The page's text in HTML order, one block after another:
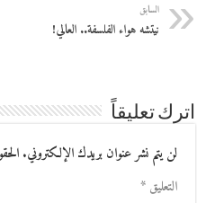
السابق
نيتشه هواء الفلسفة.. العالي!
اترك تعليقاً
لن يتم نشر عنوان بريدك الإلكتروني.
التعليق*